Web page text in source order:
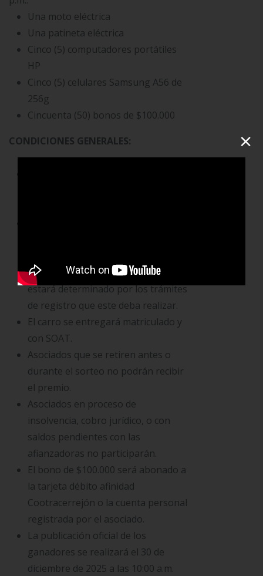
Una moto eléctrica
Una patineta eléctrica
Cinco (5) computadores portátiles
HP
Cinco (5) celulares Samsung A56 de
256g
Cincuenta (50) bonos de $100.000
CONDICIONES GENERALES:
sorteo, y el tiempo de entrega
estará determinado por los trámites
de registro que este deba realizar.
El carro se entregará matriculado y
con SOAT.
Asociados que se retiren antes o
durante el sorteo no podrán recibir
el premio.
Asociados en proceso de
insolvencia, cobro jurídico, o con
saldos pendientes con las
afianzadoras no participarán.
El bono de $100.000 será abonado a
la tarjeta débito afinidad
Cootracerrejón o la cuenta personal
registrada por el asociado.
La publicación oficial de los
ganadores se realizará el 30 de
diciembre de 2025 a las 10:00 a.m.
×